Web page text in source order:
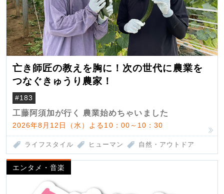
亡き師匠の教えを胸に！次の世代に農業を
つなぐきゅうり農家！
#183
工藤阿須加が行く 農業始めちゃいました
2026年8月12日（水）よる10：00～10：30
ライフスタイル ヒューマン 自然・アウトドア
エンタメ・音楽